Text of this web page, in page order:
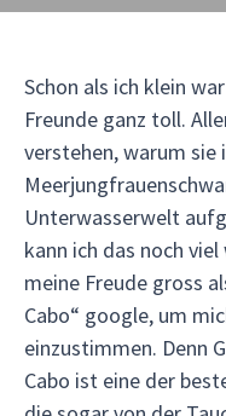
Schon als ich klein
Freunde ganz toll.
verstehen, warum sie
Unterwasserwelt
kann ich das noch
meine Freude gross
Cabo“ google, um
einzustimmen. Denn
Cabo ist eine der